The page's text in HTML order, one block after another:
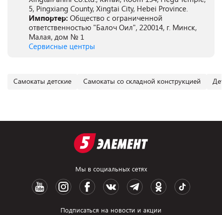
5, Pingxiang County, Xingtai City, Hebei Province.
Импортер: Общество с ограниченной
ответственностью "Балоч Оил", 220014, г. Минск,
Малая, дом № 1
Сервисные центры
Самокаты детские Самокаты со складной конструкцией
Мы в социальных сетях
Подписаться на новости и акции